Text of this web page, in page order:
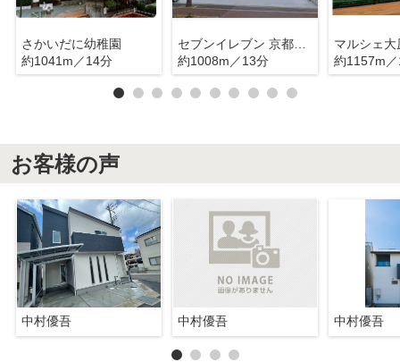
さかいだに幼稚園
約1041m／14分
セブンイレブン 京都洛西境谷店
約1008m／13分
マルシェ大
約1157m
お客様の声
中村優吾 中村優吾 中村優吾